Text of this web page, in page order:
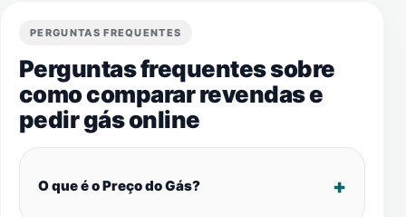
PERGUNTAS FREQUENTES
Perguntas frequentes sobre
como comparar revendas e
pedir gás online
O que é o Preço do Gás?